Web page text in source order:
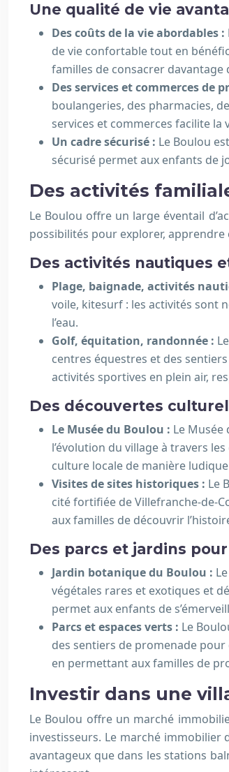
Une qualité de vie
Des coûts de la vie abordables :
de vie confortable tout en
familles de consacrer
Des services et commerces de
boulangeries, des pharmacies,
services et commerces facilite
Un cadre sécurisé : Le Boulou
sécurisé permet aux enfants de
Des activités
Le Boulou offre un large éventail
possibilités pour explorer, apprendre
Des activités nautiques
Plage, baignade, activités
voile, kitesurf : les activités sont
l’eau.
Golf, équitation, randonnée :
centres équestres et des
activités sportives en plein air,
Des découvertes
Le Musée du Boulou : Le
l’évolution du village à travers
culture locale de manière
Visites de sites historiques : Le
cité fortifiée de Villefranche-de-
aux familles de découvrir
Des parcs et jardins
Jardin botanique du Boulou :
végétales rares et exotiques et
permet aux enfants de
Parcs et espaces verts : Le
des sentiers de promenade
en permettant aux familles de
Investir dans une
Le Boulou offre un marché
investisseurs. Le marché immobilier
avantageux que dans les stations